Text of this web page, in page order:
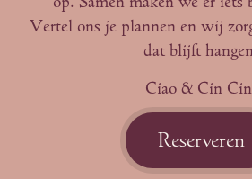
Vertel ons je plannen en wij
dat blijft
Ciao & Cin
Reserveren